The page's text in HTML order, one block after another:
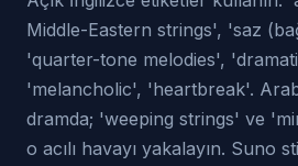
Middle-Eastern strings', 'saz
'quarter-tone melodies',
'melancholic', 'heartbreak'.
dramda; 'weeping strings' ve
o acılı havayı yakalayın. Suno